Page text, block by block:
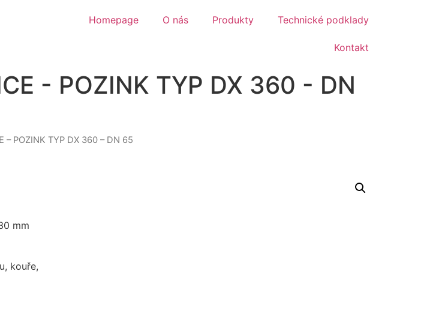
Homepage O nás Produkty Technické podklady
Kontakt
- POZINK TYP DX 360 - DN
– POZINK TYP DX 360 – DN 65
mm
kouře,